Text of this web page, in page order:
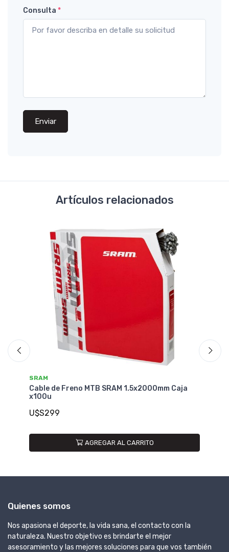
Consulta *
Enviar
Artículos relacionados
Freno MTB SRAM 1.5x2000mm Caja
AGREGAR AL CARRITO
Cable de Freno
Quienes somos
Nos apasiona el deporte, la vida sana, el contacto con la
naturaleza. Nuestro objetivo es brindarte el mejor
asesoramiento y las mejores soluciones para que vos también